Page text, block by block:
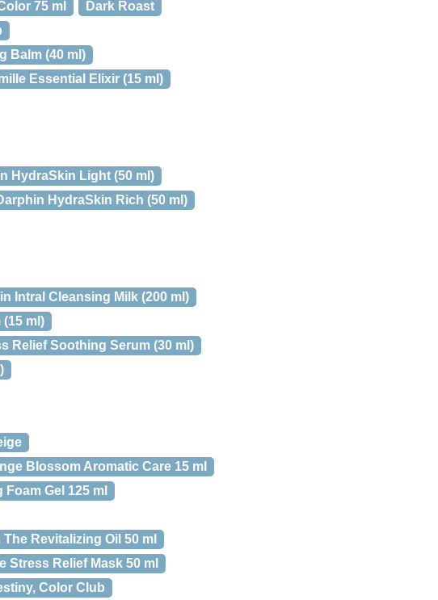
75 ml
Dark Roast
Balm (40 ml)
Essential Elixir (15 ml)
HydraSkin Light (50 ml)
HydraSkin Rich (50 ml)
Intral Cleansing Milk (200 ml)
(15 ml)
Relief Soothing Serum (30 ml)
Blossom Aromatic Care 15 ml
Gel 125 ml
The Revitalizing Oil 50 ml
Stress Relief Mask 50 ml
Color Club